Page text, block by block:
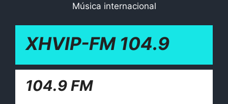
Música internacional
XHVIP-FM 104.9
104.9 FM